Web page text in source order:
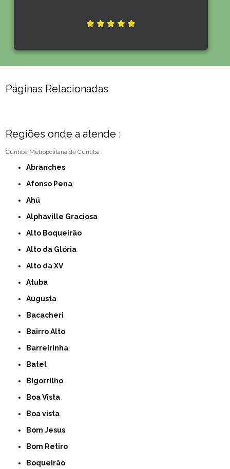
Páginas Relacionadas
Regiões onde a atende :
Curitiba Metropolitana de Curitiba
Abranches
Afonso Pena
Ahú
Alphaville Graciosa
Alto Boqueirão
Alto da Glória
Alto da XV
Atuba
Augusta
Bacacheri
Bairro Alto
Barreirinha
Batel
Bigorrilho
Boa Vista
Boa vista
Bom Jesus
Bom Retiro
Boqueirão